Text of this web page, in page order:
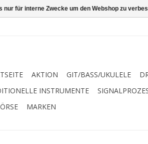
AKTION GIT/BASS/UKULELE
INSTRUMENTE
MARKEN
nur für interne Zwecke um den Webshop zu